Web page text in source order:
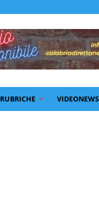
RUBRICHE VIDEONEWS